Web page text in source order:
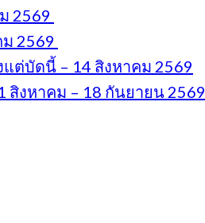
2569
2569
ต่บัดนี้ – 14 สิงหาคม 2569
สิงหาคม – 18 กันยายน 2569